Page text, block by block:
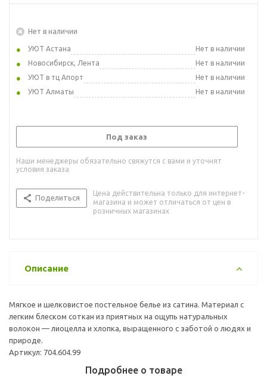
Нет в наличии
УЮТ Астана
Нет в наличии
Новосибирск, Лента
Нет в наличии
УЮТ в тц Апорт
Нет в наличии
УЮТ Алматы
Нет в наличии
Под заказ
Наши менеджеры обязательно свяжутся с вами и уточнят
условия заказа
Поделиться
Цена действительна только для интернет-
магазина и может отличаться от цен в
розничных магазинах
Описание
Мягкое и шелковистое постельное белье из сатина. Материал с
легким блеском соткан из приятных на ощупь натуральных
волокон — лиоцелла и хлопка, выращенного с заботой о людях и
природе.
Артикул: 704.604.99
Подробнее о товаре